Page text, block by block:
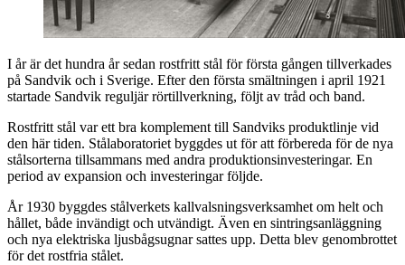
I år är det hundra år sedan rostfritt stål för första gången tillverkades
på Sandvik och i Sverige. Efter den första smältningen i april 1921
startade Sandvik reguljär rörtillverkning, följt av tråd och band.
Rostfritt stål var ett bra komplement till Sandviks produktlinje vid
den här tiden. Stålaboratoriet byggdes ut för att förbereda för de nya
stålsorterna tillsammans med andra produktionsinvesteringar. En
period av expansion och investeringar följde.
År 1930 byggdes stålverkets kallvalsningsverksamhet om helt och
hållet, både invändigt och utvändigt. Även en sintringsanläggning
och nya elektriska ljusbågsugnar sattes upp. Detta blev genombrottet
för det rostfria stålet.